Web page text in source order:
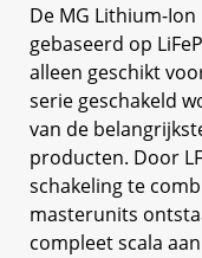
De MG Lithium-Ion
gebaseerd op
alleen geschikt
serie geschakeld
van de
producten. Door
schakeling te
masterunits
compleet scala